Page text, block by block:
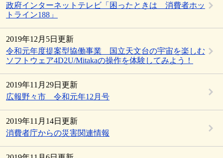
政府インターネットテレビ「困ったときは 消費者ホッ
トライン188」
2019年12月5日更新
令和元年度提案型協働事業 国立天文台の宇宙を楽しむ
ソフトウェア4D2U/Mitakaの操作を体験してみよう！
2019年11月29日更新
広報野々市 令和元年12月号
2019年11月14日更新
消費者庁からの災害関連情報